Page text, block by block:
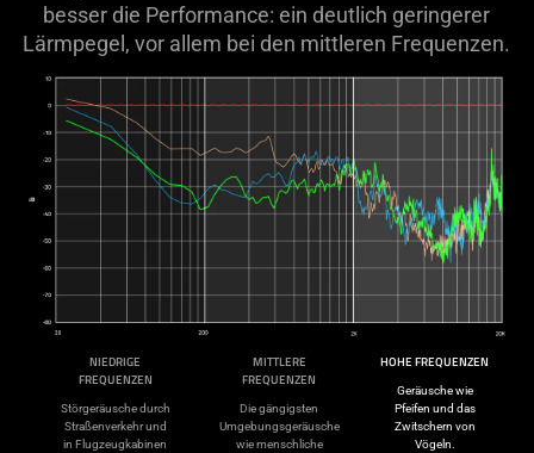
besser die Performance: ein deutlich geringerer
Lärmpegel, vor allem bei den mittleren Frequenzen.
NIEDRIGE
FREQUENZEN
Störgeräusche durch
Straßenverkehr und
in Flugzeugkabinen
MITTLERE
FREQUENZEN
Die gängigsten
Umgebungsgeräusche
wie menschliche
HOHE FREQUENZEN
Geräusche wie
Pfeifen und das
Zwitschern von
Vögeln.